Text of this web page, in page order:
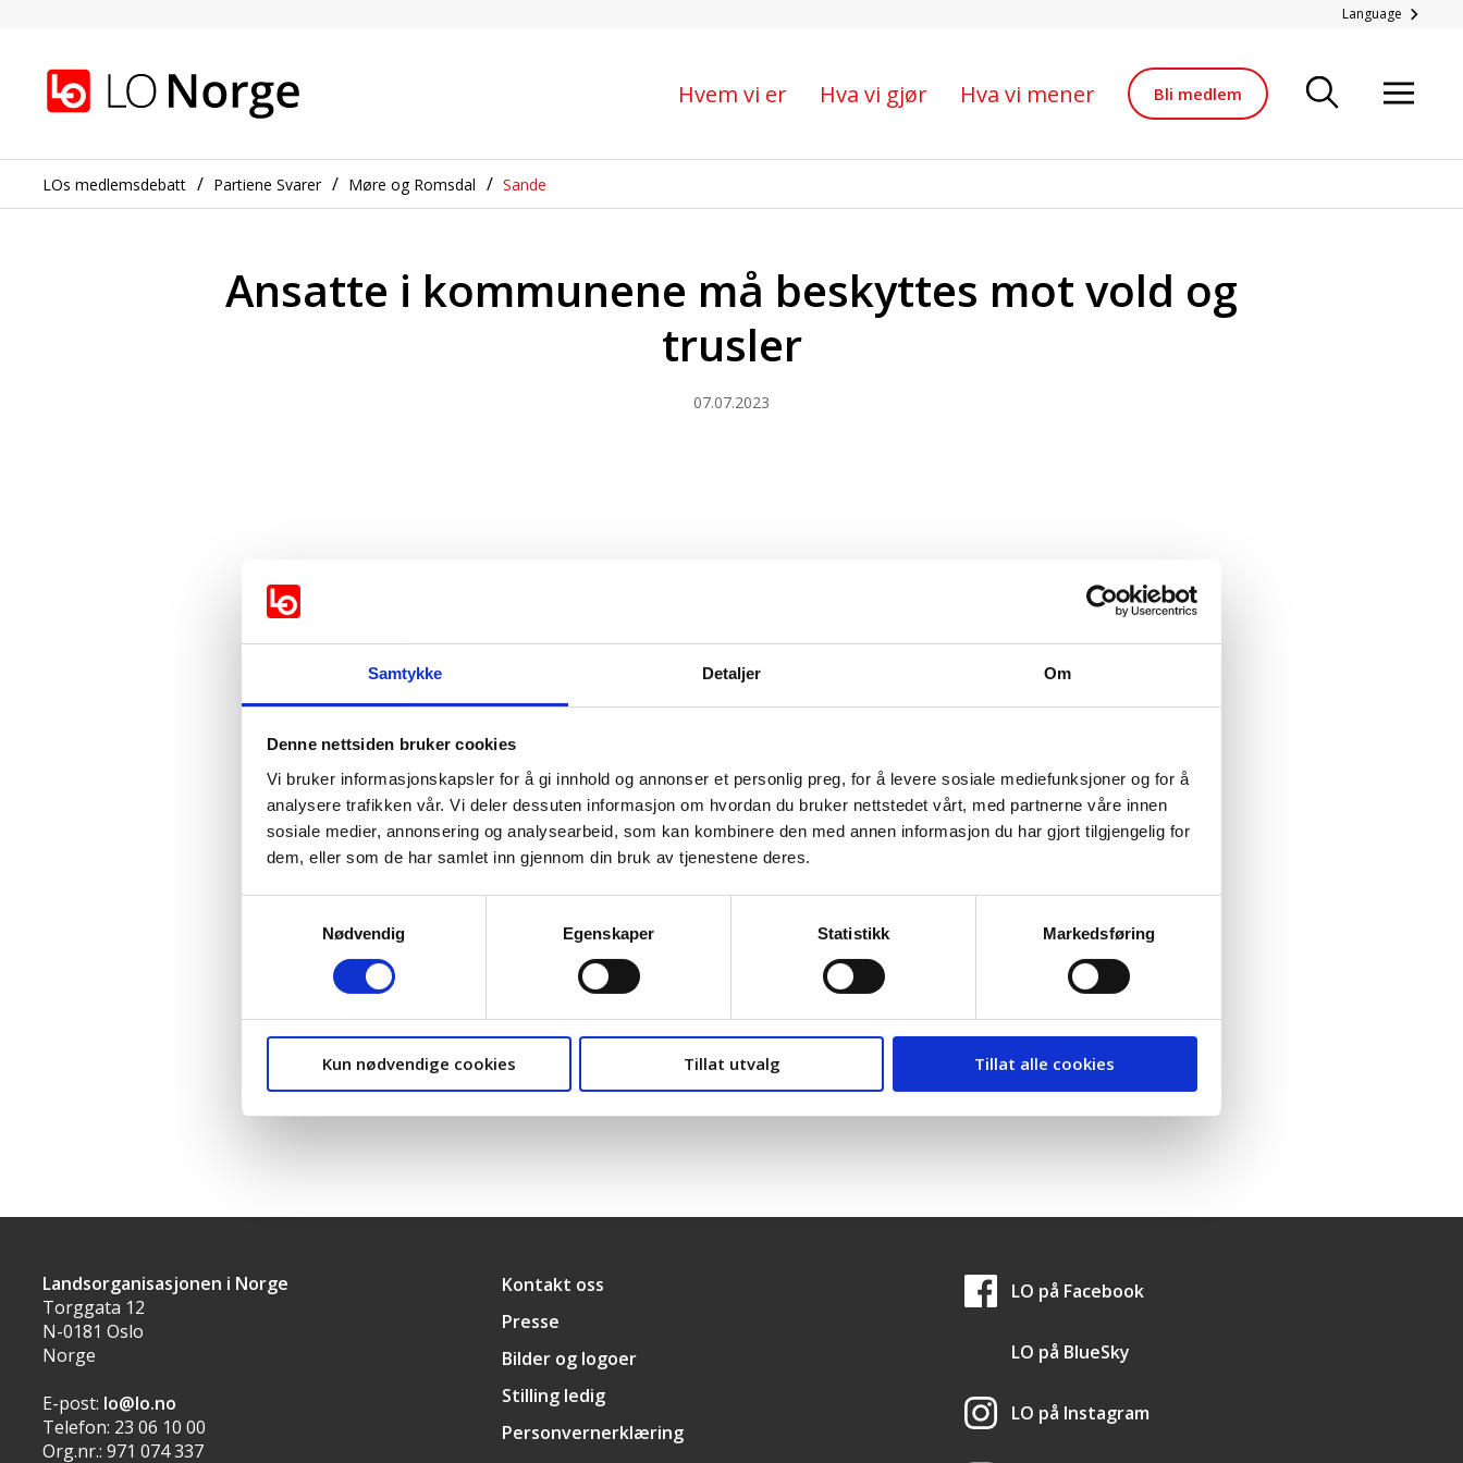
Samtykke Detaljer Om
Denne nettsiden bruker cookies
Vi bruker informasjonskapsler for å gi innhold og annonser et personlig preg, for å levere sosiale mediefunksjoner og for å
analysere trafikken vår. Vi deler dessuten informasjon om hvordan du bruker nettstedet vårt, med partnerne våre innen
sosiale medier, annonsering og analysearbeid, som kan kombinere den med annen informasjon du har gjort tilgjengelig for
dem, eller som de har samlet inn gjennom din bruk av tjenestene deres.
Nødvendig
Egenskaper Statistikk Markedsføring
Kun nødvendige cookies Tillat utvalg Tillat alle cookies
Language
Hvem vi er Hva vi gjør Hva vi mener Bli medlem
LOs medlemsdebatt Partiene Svarer Møre og Romsdal Sande
Ansatte i kommunene må beskyttes mot vold og
trusler
07.07.2023
Vil partiet iverksette tiltak for å bedre beskytte ansatte mot vold og trusler i arbeidssammenheng, herunder å
sikre at forskriftsbestemmelsene om arbeid som kan medføre fare for vold og trusler blir fulgt?
Støttes av:
Arbeiderpartiet Senterpartiet
Støttes ikke av:
Ikke svart:
Landsorganisasjonen i Norge
Torggata 12
N-0181 Oslo
Norge
E-post: lo@lo.no
Telefon: 23 06 10 00
Org.nr.: 971 074 337
Snarveier
Kontakt oss
Presse
Bilder og logoer
Stilling ledig
Personvernerklæring
LO i sosiale medier
LO på Facebook
LO på BlueSky
LO på Instagram